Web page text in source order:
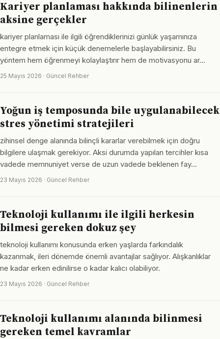
Kariyer planlaması hakkında bilinenlerin
aksine gerçekler
kariyer planlaması ile ilgili öğrendiklerinizi günlük yaşamınıza
entegre etmek için küçük denemelerle başlayabilirsiniz. Bu
yöntem hem öğrenmeyi kolaylaştırır hem de motivasyonu ar…
25 Mayıs 2026 · Güncel Rehber
Yoğun iş temposunda bile uygulanabilecek
stres yönetimi stratejileri
zihinsel denge alanında bilinçli kararlar verebilmek için doğru
bilgilere ulaşmak gerekiyor. Aksi durumda yapılan tercihler kısa
vadede memnuniyet verse de uzun vadede beklenen fay…
23 Mayıs 2026 · Güncel Rehber
Teknoloji kullanımı ile ilgili herkesin
bilmesi gereken dokuz şey
teknoloji kullanımı konusunda erken yaşlarda farkındalık
kazanmak, ileri dönemde önemli avantajlar sağlıyor. Alışkanlıklar
ne kadar erken edinilirse o kadar kalıcı olabiliyor.
23 Mayıs 2026 · Güncel Rehber
Teknoloji kullanımı alanında bilinmesi
gereken temel kavramlar